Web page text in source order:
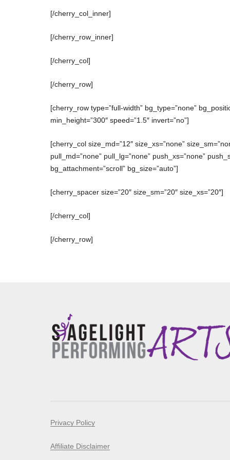
[/cherry_col_inner]
[/cherry_row_inner]
[/cherry_col]
[/cherry_row]
[cherry_row type=”full-width” bg_type=”none”
min_height=”300″ speed=”1.5″ invert=”no”]
[cherry_col size_md=”12″ size_xs=”none”
pull_md=”none” pull_lg=”none” push_xs=”none”
bg_attachment=”scroll” bg_size=”auto”]
[cherry_spacer size=”20″ size_sm=”20″ size_xs=”20″]
[/cherry_col]
[/cherry_row]
Privacy Policy
Affiliate Disclaimer